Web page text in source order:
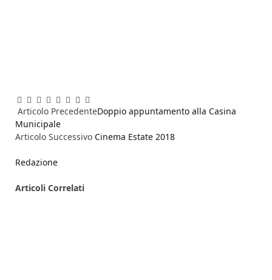
Facebook
Twitter
Pinterest
LinkedIn
Reddit
WhatsApp
Telegram
Email
Articolo PrecedenteDoppio appuntamento alla Casina
Municipale
Articolo Successivo Cinema Estate 2018
Redazione
Articoli Correlati